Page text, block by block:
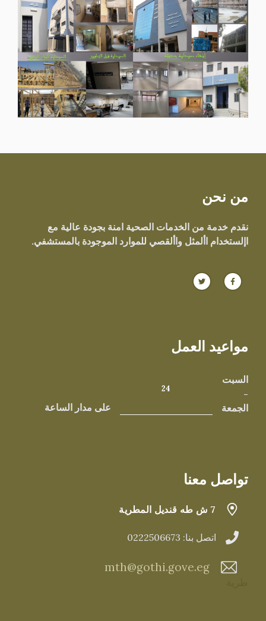
من نحن
نقدم خدمة من الخدمات الصحية امنة بجودة عالية مع
اإلستخدام األمثل واألقصي للموارد الموجودة بالمستشفي.
مواعيد العمل
السبت
-
الجمعة
24
على مدار الساعة
تواصل معنا
7 ش طه قنديل المطرية
اتصل بنا: 0222506673
mth@gothi.gove.eg